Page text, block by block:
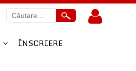
ÎNSCRIERE